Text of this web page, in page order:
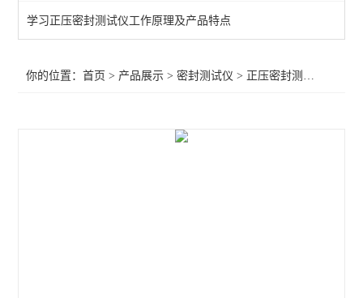
包装完整性测试仪
学习正压密封测试仪工作原理及产品特点
你的位置：首页 > 产品展示 >密封测试仪 > 正压密封测试仪